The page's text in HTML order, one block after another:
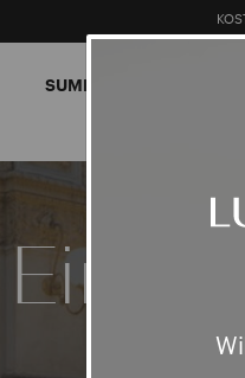
10%
SUMMER SALES
Eine